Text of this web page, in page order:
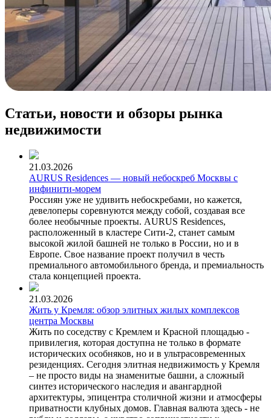
Статьи, новости и обзоры рынка
недвижимости
21.03.2026
AURUS Residences — новый небоскреб Москвы с
инфинити-морем
Россиян уже не удивить небоскребами, но кажется,
девелоперы соревнуются между собой, создавая все
более необычные проекты. AURUS Residences,
расположенный в кластере Сити-2, станет самым
высокой жилой башней не только в России, но и в
Европе. Свое название проект получил в честь
премиального автомобильного бренда, и премиальность
стала концепцией проекта.
21.03.2026
Жить у Кремля: обзор элитных жилых комплексов
центра Москвы
Жить по соседству с Кремлем и Красной площадью -
привилегия, которая доступна не только в формате
исторических особняков, но и в ультрасовременных
резиденциях. Сегодня элитная недвижимость у Кремля
– не просто виды на знаменитые башни, а сложный
синтез исторического наследия и авангардной
архитектуры, эпицентра столичной жизни и атмосферы
приватности клубных домов. Главная валюта здесь - не